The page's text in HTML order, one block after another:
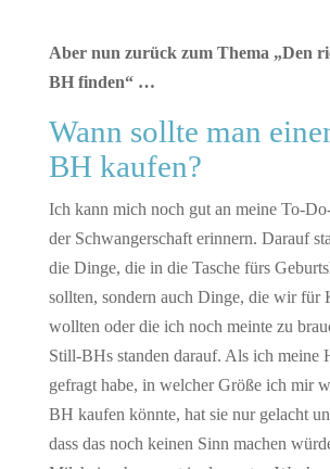
Aber nun zurück zum Thema „Den
BH finden“ …
Wann sollte man
BH kaufen?
Ich kann mich noch gut an meine To-
der Schwangerschaft erinnern. Darauf
die Dinge, die in die Tasche fürs
sollten, sondern auch Dinge, die wir für
wollten oder die ich noch meinte zu
Still-BHs standen darauf. Als ich meine
gefragt habe, in welcher Größe ich mir
BH kaufen könnte, hat sie nur gelacht
dass das noch keinen Sinn machen